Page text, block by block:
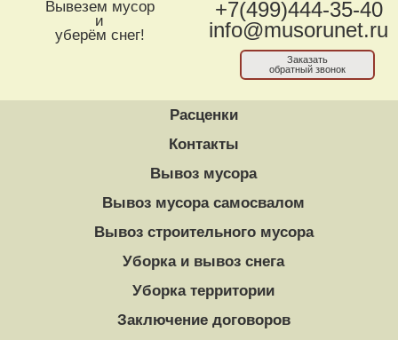
Вывезем мусор
и
уберём снег!
+7(499)444-35-40
info@musorunet.ru
Заказать
обратный звонок
Расценки
Контакты
Вывоз мусора
Вывоз мусора самосвалом
Вывоз строительного мусора
Уборка и вывоз снега
Уборка территории
Заключение договоров